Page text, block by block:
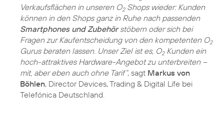
Verkaufsflächen in unseren O2Shops wieder: Kunden
können in den Shops ganz in Ruhe nach passenden
Smartphones und Zubehörstöbern oder sich bei
Fragen zur Kaufentscheidung von den kompetenten O2
Gurus beraten lassen. Unser Ziel ist es, O2Kunden ein
hoch-attraktives Hardware-Angebot zu unterbreiten –
mit, aber eben auch ohne Tarif“, sagt Markus von
Böhlen, Director Devices, Trading & Digital Life bei
Telefónica Deutschland.